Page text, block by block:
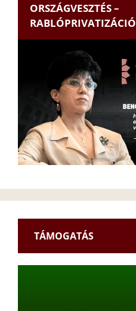
ORSZÁGVESZTÉS –
RABLÓPRIVATIZÁCIÓ
TÁMOGATÁS